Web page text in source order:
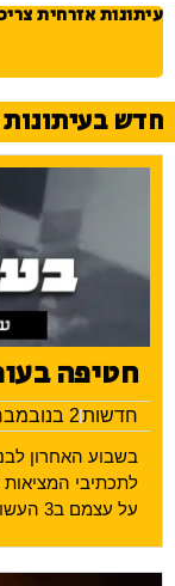
עיתונות אזרחית
חדש
חטיפה
חדשות2 בנובמבר 2024
בשבוע האחרון
לתכתיבי
על עצמם ב3 העשורים האחרונים.